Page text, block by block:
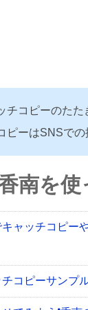
チコピーのた
ピーはSNSでの
南を
ャッチコピー
コピーサンプ